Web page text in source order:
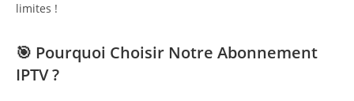
limites !
🎯 Pourquoi Choisir Notre Abonnement
IPTV ?